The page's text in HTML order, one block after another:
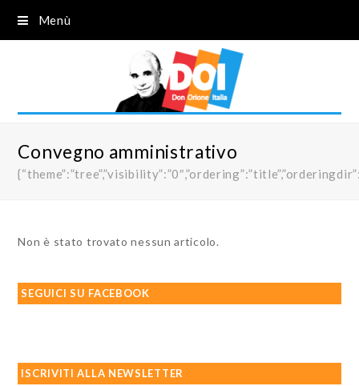
Menù
Convegno amministrativo
Non è stato trovato nessun articolo.
SEGUICI SU FACEBOOK
ISCRIVITI ALLA NEWSLETTER